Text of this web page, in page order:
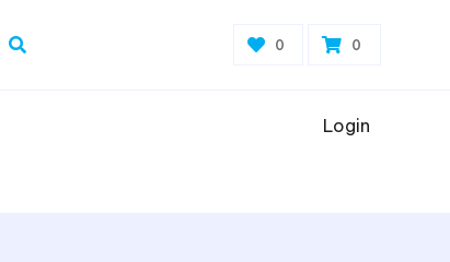
0 0
Login